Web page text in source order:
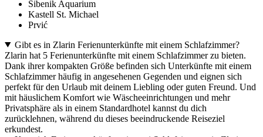
Šibenik Aquarium
Kastell St. Michael
Prvić
Gibt es in Zlarin Ferienunterkünfte mit einem Schlafzimmer?
Zlarin hat 5 Ferienunterkünfte mit einem Schlafzimmer zu bieten.
Dank ihrer kompakten Größe befinden sich Unterkünfte mit einem
Schlafzimmer häufig in angesehenen Gegenden und eignen sich
perfekt für den Urlaub mit deinem Liebling oder guten Freund. Und
mit häuslichem Komfort wie Wäscheeinrichtungen und mehr
Privatsphäre als in einem Standardhotel kannst du dich
zurücklehnen, während du dieses beeindruckende Reiseziel
erkundest.